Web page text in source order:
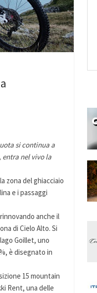
si continua a
entra nel vivo la
zona del ghiacciaio
e i passaggi
anche il
di Cielo Alto. Si
Goillet, uno
è disegnato in
15 mountain
Rent, una delle